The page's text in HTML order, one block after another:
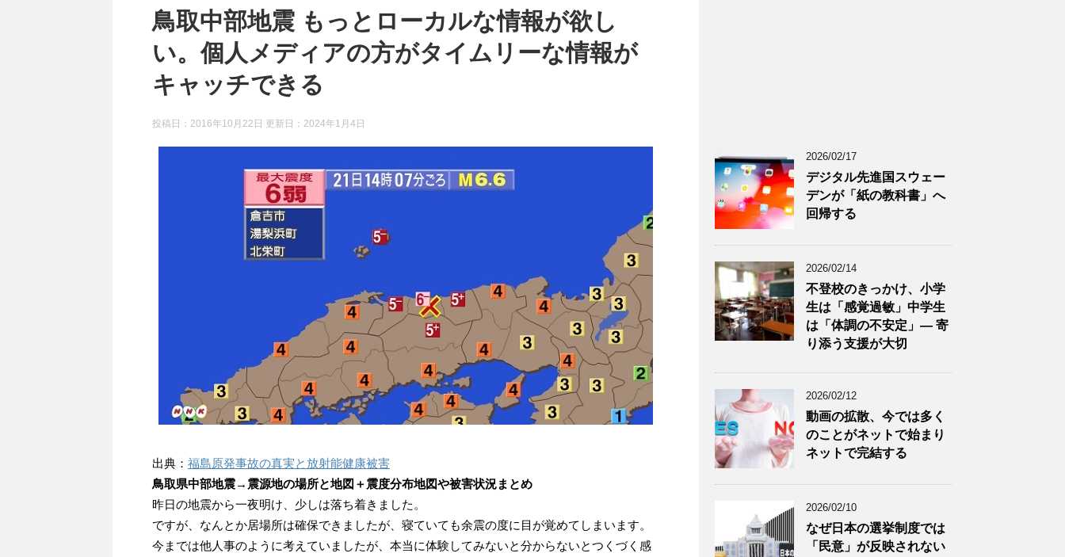
鳥取中部地震 もっとローカルな情報が欲し
い。個人メディアの方がタイムリーな情報が
キャッチできる
投稿日：2016年10月22日 更新日： 2024年1月4日
出典： 福島原発事故の真実と放射能健康被害
鳥取県中部地震→震源地の場所と地図＋震度分布地図や被害状況まとめ
昨日の地震から一夜明け、少しは落ち着きました。
ですが、なんとか居場所は確保できましたが、寝ていても余震の度に目が覚めてしまいます。
今までは他人事のように考えていましたが、本当に体験してみないと分からないとつくづく感
2026/02/17
デジタル先進国スウェー
デンが「紙の教科書」へ
回帰する
2026/02/14
不登校のきっかけ、小学
生は「感覚過敏」中学生
は「体調の不安定」― 寄
り添う支援が大切
2026/02/12
動画の拡散、今では多く
のことがネットで始まり
ネットで完結する
2026/02/10
なぜ日本の選挙制度では
「民意」が反映されない